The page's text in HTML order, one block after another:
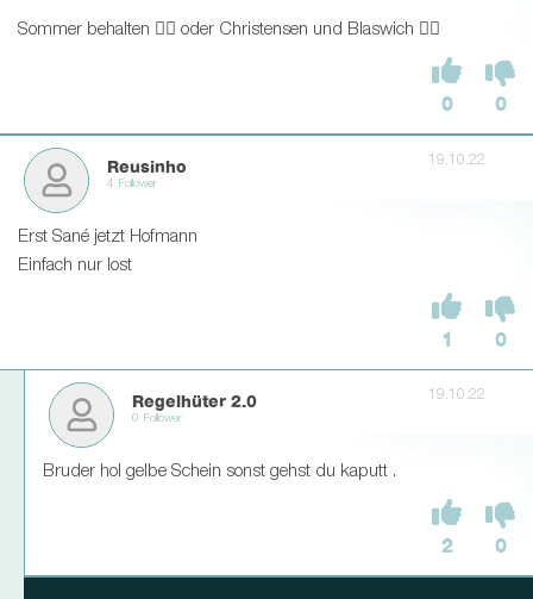
Sommer behalten 👍🏻 oder Christensen und Blaswich 👎🏻
0 0
Reusinho
4 Follower
19.10.22
Erst Sané jetzt Hofmann
Einfach nur lost
1 0
Regelhüter 2.0
0 Follower
19.10.22
Bruder hol gelbe Schein sonst gehst du kaputt .
2 0